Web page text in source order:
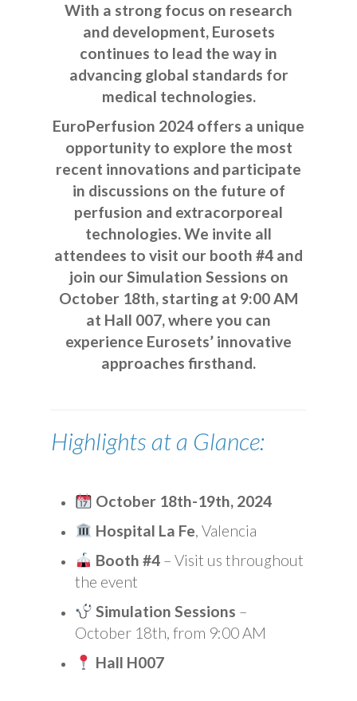
With a strong focus on research
and development, Eurosets
continues to lead the way in
advancing global standards for
medical technologies.
EuroPerfusion 2024 offers a unique
opportunity to explore the most
recent innovations and participate
in discussions on the future of
perfusion and extracorporeal
technologies. We invite all
attendees to visit our booth #4 and
join our Simulation Sessions on
October 18th, starting at 9:00 AM
at Hall 007, where you can
experience Eurosets’ innovative
approaches firsthand.
Highlights at a Glance:
October 18th-19th, 2024
Hospital La Fe, Valencia
Booth #4 – Visit us throughout
the event
Simulation Sessions –
October 18th, from 9:00 AM
Hall H007